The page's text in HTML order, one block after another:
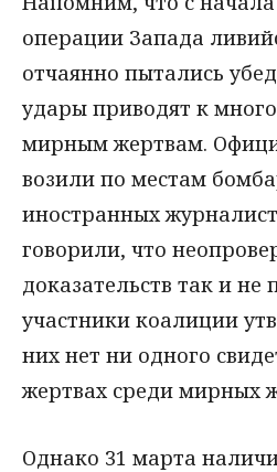
операции Запада
отчаянно пытались
удары приводят к
мирным жертвам.
возили по местам
иностранных
говорили, что
доказательств так и
участники коалиции
них нет ни одного
жертвах среди мирных
Однако 31 марта